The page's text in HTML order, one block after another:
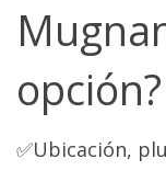
opción?
✅Ubicación,